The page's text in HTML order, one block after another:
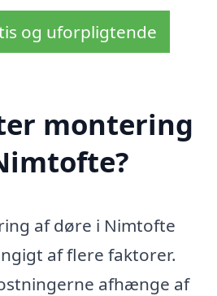
og uforpligtende
montering
af døre i Nimtofte
af flere faktorer.
afhænge af